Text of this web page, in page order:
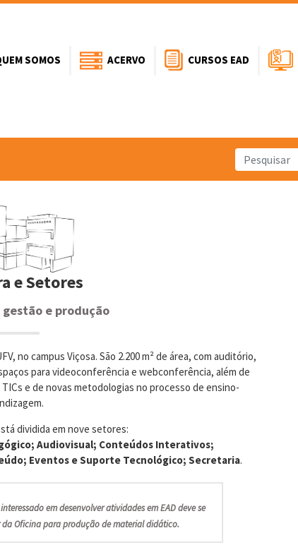
SOMOS ACERVO CURSOS EAD
e Setores
e produção
no campus Viçosa. São 2.200 m² de área, com auditório,
para videoconferência e webconferência, além de
e de novas metodologias no processo de ensino-
dividida em nove setores:
Audiovisual; Conteúdos Interativos;
Eventos e Suporte Tecnológico; Secretaria.
em desenvolver atividades em EAD deve se
Oficina para produção de material didático.